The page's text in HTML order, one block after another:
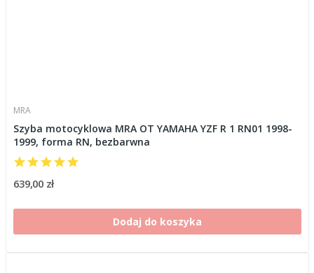
MRA
Szyba motocyklowa MRA OT YAMAHA YZF R 1 RN01 1998-
1999, forma RN, bezbarwna
639,00 zł
Dodaj do koszyka